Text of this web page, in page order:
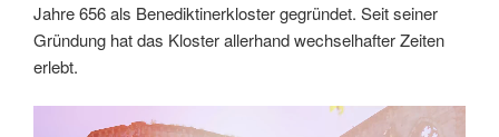
Jahre 656 als Benediktinerkloster gegründet. Seit seiner
Gründung hat das Kloster allerhand wechselhafter Zeiten
erlebt.
Link